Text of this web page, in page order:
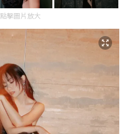
點擊圖片放大